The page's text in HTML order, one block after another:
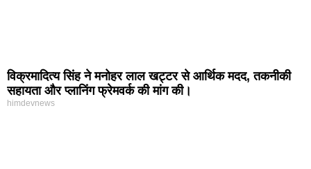
विक्रमादित्य सिंह ने मनोहर लाल खट्टर से आर्थिक मदद, तकनीकी
सहायता और प्लानिंग फ्रेमवर्क की मांग की।
himdevnews